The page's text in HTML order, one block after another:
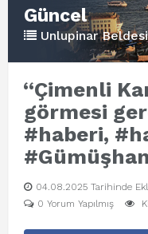
Güncel
Unlupinar Beldesi
“Çimenli
görmesi
#haberi,
04.08.2025 Tarihinde
0 Yorum Yapılmış